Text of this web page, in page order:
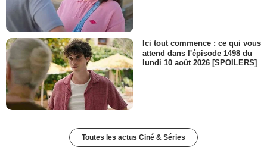
Ici tout commence : ce qui vous
attend dans l'épisode 1498 du
lundi 10 août 2026 [SPOILERS]
Toutes les actus Ciné & Séries